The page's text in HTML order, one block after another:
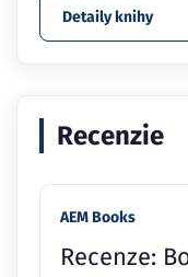
Detaily knihy
Recenzie
AEM Books
Recenze: